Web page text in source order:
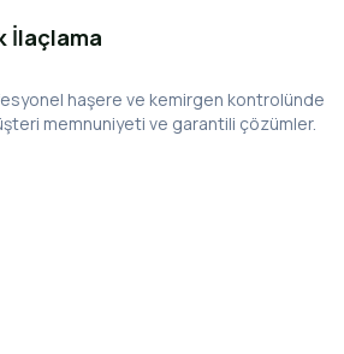
İlaçlama
haşere ve kemirgen kontrolünde
memnuniyeti ve garantili çözümler.